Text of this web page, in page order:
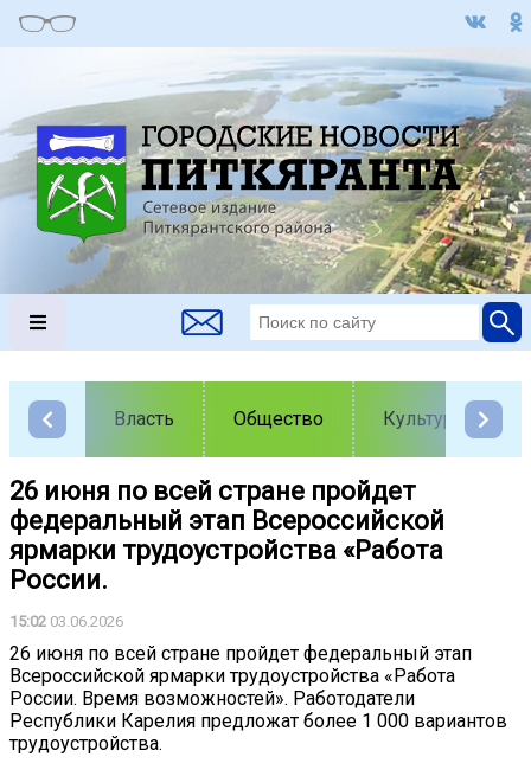
Власть Общество Культура
26 июня по всей стране пройдет
федеральный этап Всероссийской
ярмарки трудоустройства «Работа
России.
15:02 03.06.2026
26 июня по всей стране пройдет федеральный этап
Всероссийской ярмарки трудоустройства «Работа
России. Время возможностей». Работодатели
Республики Карелия предложат более 1 000 вариантов
трудоустройства.